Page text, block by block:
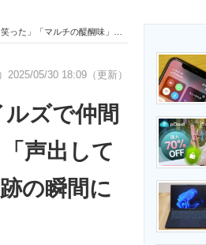
経営リーダーのコミュニティ
製造業のIT導入・活用を支援
エネルギーの専門メディア
醐味」 奇跡の瞬間に爆笑の声
2025/05/30 18:09（更新）
ズで仲間
声出して
の瞬間に